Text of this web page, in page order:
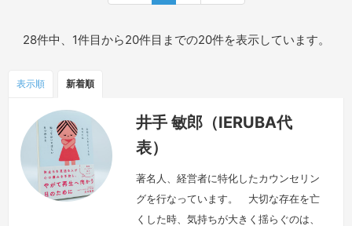
28件中、1件目から20件目までの20件を表示しています。
表示順 新着順
井手 敏郎（IERUBA代
表）
著名人、経営者に特化したカウンセリン
グを行なっています。 大切な存在を亡
くした時、気持ちが大きく揺らぐのは、